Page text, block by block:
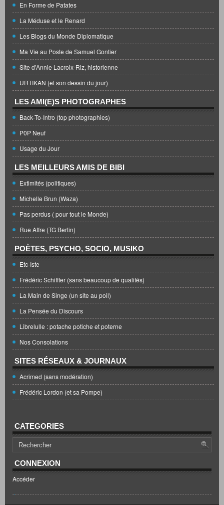
En Forme de Patates
La Méduse et le Renard
Les Blogs du Monde Diplomatique
Ma Vie au Poste de Samuel Gontier
Site d'Annie Lacroix-Riz, historienne
URTIKAN (et son dessin du jour)
LES AMI(E)S PHOTOGRAPHES
Back-To-Intro (top photographies)
P0P Neuf
Usage du Jour
LES MEILLEURS AMIS DE BIBI
Extimités (politiques)
Michelle Brun (Waza)
Pas perdus ( pour tout le Monde)
Rue Affre (TG Bertin)
POÈTES, PSYCHO, SOCIO, MUSIKO
Etc-Iste
Frédéric Schiffter (sans beaucoup de qualités)
La Main de Singe (un site au poil)
La Pensée du Discours
Librelulle : potache potiche et poterne
Nos Consolations
SITES RÉSEAUX & JOURNAUX
Acrimed (sans modération)
Frédéric Lordon (et sa Pompe)
CATEGORIES
CONNEXION
Accéder